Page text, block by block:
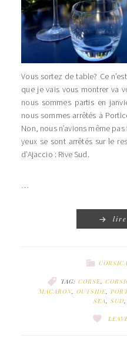
Vous sortez de table? Ce
que je vais vous montrer va
nous sommes partis en
nous sommes arrêtés à
Non, nous n’avions même
yeux se sont arrêtés sur le
d’Ajaccio : Rive Sud.
…
CORSICA
TAG: CORSE,
MACARON, OUTSIDE,
SEA, SUD,